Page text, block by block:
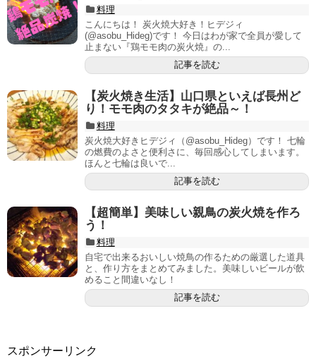
料理
こんにちは！ 炭火焼大好き！ヒデジィ
(@asobu_Hideg)です！ 今日はわが家で全員が愛して
止まない『鶏モモ肉の炭火焼』の...
記事を読む
【炭火焼き生活】山口県といえば長州ど
り！モモ肉のタタキが絶品～！
料理
炭火焼大好きヒデジィ（@asobu_Hideg）です！ 七輪
の燃費のよさと便利さに、毎回感心してしまいます。
ほんと七輪は良いで...
記事を読む
【超簡単】美味しい親鳥の炭火焼を作ろ
う！
料理
自宅で出来るおいしい焼鳥の作るための厳選した道具
と、作り方をまとめてみました。美味しいビールが飲
めること間違いなし！
記事を読む
スポンサーリンク